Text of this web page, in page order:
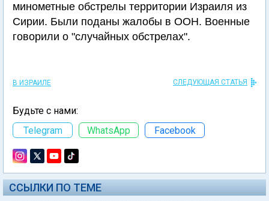
минометные обстрелы территории Израиля из
Сирии. Были поданы жалобы в ООН. Военные
говорили о "случайных обстрелах".
В ИЗРАИЛЕ СЛЕДУЮЩАЯ СТАТЬЯ
Будьте с нами:
Telegram
WhatsApp Facebook
ССЫЛКИ ПО ТЕМЕ